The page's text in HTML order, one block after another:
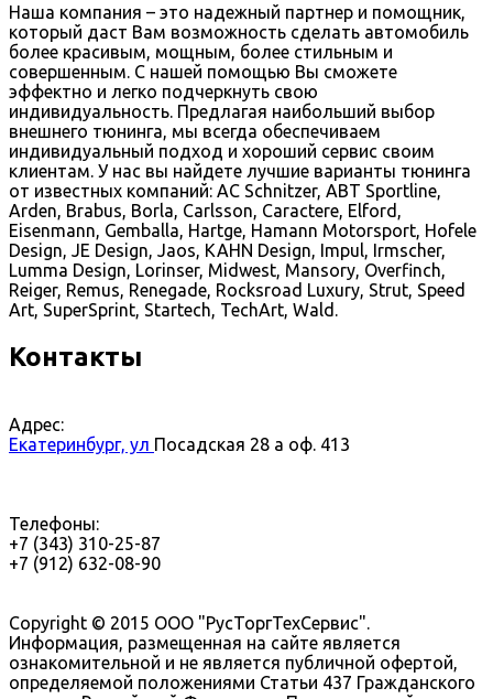
Наша компания – это надежный партнер и помощник,
который даст Вам возможность сделать автомобиль
более красивым, мощным, более стильным и
совершенным. С нашей помощью Вы сможете
эффектно и легко подчеркнуть свою
индивидуальность. Предлагая наибольший выбор
внешнего тюнинга, мы всегда обеспечиваем
индивидуальный подход и хороший сервис своим
клиентам. У нас вы найдете лучшие варианты тюнинга
от известных компаний: AC Schnitzer, ABT Sportline,
Arden, Brabus, Borla, Carlsson, Caractere, Elford,
Eisenmann, Gemballa, Hartge, Hamann Motorsport, Hofele
Design, JE Design, Jaos, KAHN Design, Impul, Irmscher,
Lumma Design, Lorinser, Midwest, Mansory, Overfinch,
Reiger, Remus, Renegade, Rocksroad Luxury, Strut, Speed
Art, SuperSprint, Startech, TechArt, Wald.
Контакты
Адрес:
Екатеринбург, ул Посадская 28 а оф. 413
Телефоны:
+7 (343) 310-25-87
+7 (912) 632-08-90
Copyright © 2015 ООО "РусТоргТехСервис".
Информация, размещенная на сайте является
ознакомительной и не является публичной офертой,
определяемой положениями Статьи 437 Гражданского